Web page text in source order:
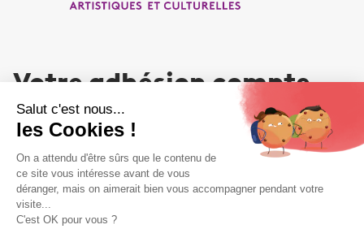
Votre adhésion compte
NOUS REJOINDRE
Liens utiles